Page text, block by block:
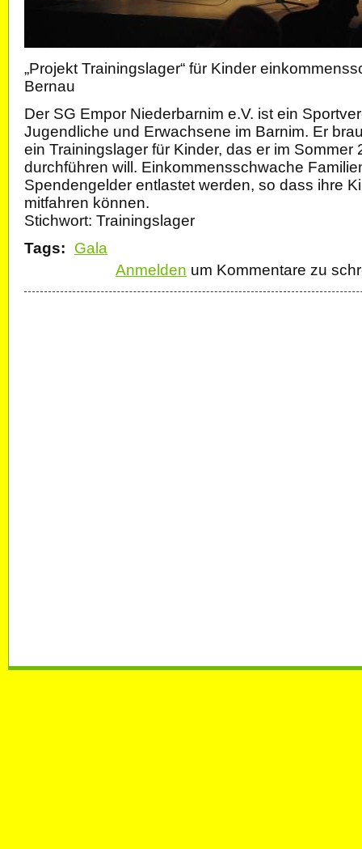
„Projekt Trainingslager“ für Kinder
Bernau
Der SG Empor Niederbarnim e.V. ist ein
Jugendliche und Erwachsene im Barnim. Er
ein Trainingslager für Kinder, das er im Sommer
durchführen will. Einkommensschwache
Spendengelder entlastet werden, so dass ihre
mitfahren können.
Stichwort: Trainingslager
Tags:
Gala
Anmelden um Kommentare zu